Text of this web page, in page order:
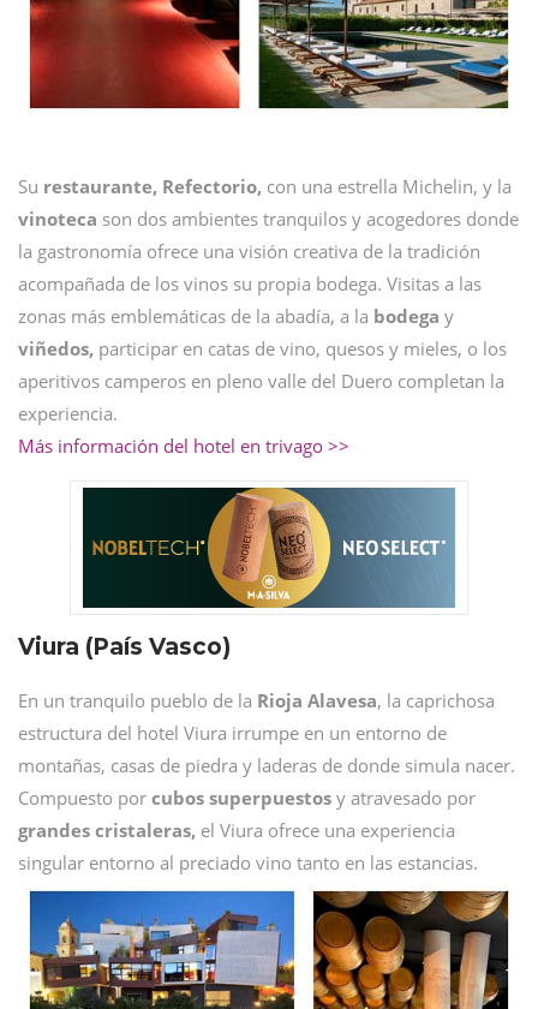
Su restaurante, Refectorio, con una estrella Michelin, y la
vinoteca son dos ambientes tranquilos y acogedores donde
la gastronomía ofrece una visión creativa de la tradición
acompañada de los vinos su propia bodega. Visitas a las
zonas más emblemáticas de la abadía, a la bodega y
viñedos, participar en catas de vino, quesos y mieles, o los
aperitivos camperos en pleno valle del Duero completan la
experiencia.
Más información del hotel en trivago >>
Viura (País Vasco)
En un tranquilo pueblo de la Rioja Alavesa, la caprichosa
estructura del hotel Viura irrumpe en un entorno de
montañas, casas de piedra y laderas de donde simula nacer.
Compuesto por cubos superpuestos y atravesado por
grandes cristaleras, el Viura ofrece una experiencia
singular entorno al preciado vino tanto en las estancias.